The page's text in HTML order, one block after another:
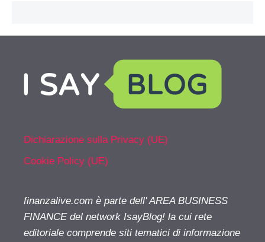
Dichiarazione sulla Privacy (UE)
Cookie Policy (UE)
finanzalive.com è parte dell' AREA BUSINESS
FINANCE del network IsayBlog! la cui rete
editoriale comprende siti tematici di informazione